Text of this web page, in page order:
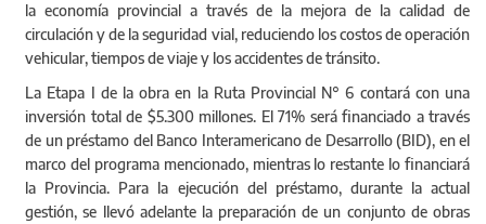
la economía provincial a través de la mejora de la calidad de
circulación y de la seguridad vial, reduciendo los costos de operación
vehicular, tiempos de viaje y los accidentes de tránsito.
La Etapa I de la obra en la Ruta Provincial N° 6 contará con una
inversión total de $5.300 millones. El 71% será financiado a través
de un préstamo del Banco Interamericano de Desarrollo (BID), en el
marco del programa mencionado, mientras lo restante lo financiará
la Provincia. Para la ejecución del préstamo, durante la actual
gestión, se llevó adelante la preparación de un conjunto de obras